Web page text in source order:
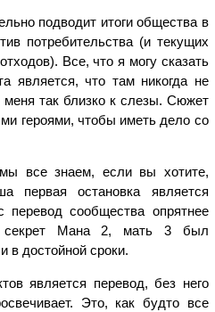
подводит итоги общества в
потребительства (и текущих
Все, что я могу сказать
является, что там никогда не
так близко к слезы. Сюжет
героями, чтобы иметь дело со
все знаем, если вы хотите,
первая остановка является
сообщества опрятнее
секрет Мана 2, мать 3 был
в достойной сроки.
является перевод, без него
Это, как будто все